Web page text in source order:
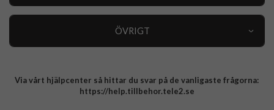
ÖVRIGT
Integritetspolicy
Via vårt hjälpcenter så hittar du svar på de vanligaste frågorna:
https://help.tillbehor.tele2.se